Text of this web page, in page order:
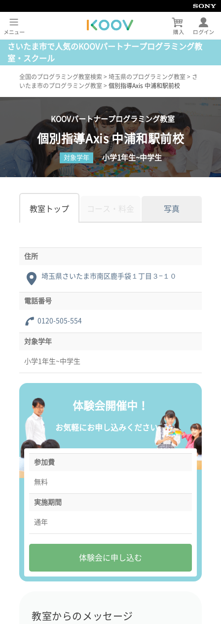
さいたま市で人気のKOOVパートナープログラミング教
室・スクール
全国のプログラミング教室検索 > 埼玉県のプログラミング教室 > さ
いたま市のプログラミング教室 > 個別指導Axis 中浦和駅前校
KOOVパートナープログラミング教室
個別指導Axis 中浦和駅前校
対象学年 小学1年生~中学生
教室トップ コース・料金 写真
住所
埼玉県さいたま市南区鹿手袋１丁目３−１０
電話番号
0120-505-554
対象学年
小学1年生~中学生
体験会開催中！
お気軽にお申し込みください。
参加費
無料
実施期間
通年
体験会に申し込む
教室からのメッセージ